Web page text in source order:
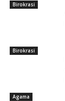
Birokrasi
Birokrasi
Agama